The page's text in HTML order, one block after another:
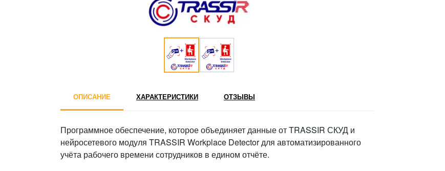
ОПИСАНИЕ ХАРАКТЕРИСТИКИ ОТЗЫВЫ
Программное обеспечение, которое объединяет данные от TRASSIR СКУД и
нейросетевого модуля TRASSIR Workplace Detector для автоматизированного
учёта рабочего времени сотрудников в едином отчёте.